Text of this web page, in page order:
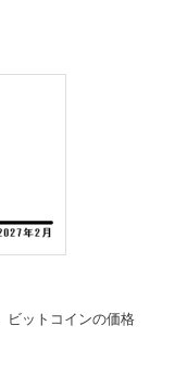
ビットコインの価格